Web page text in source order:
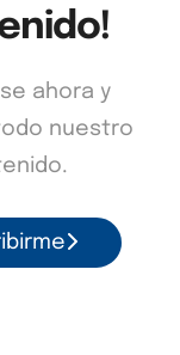
ahora y
nuestro